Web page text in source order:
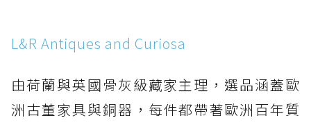
L&R Antiques and Curiosa
由荷蘭與英國骨灰級藏家主理，選品涵蓋歐
洲古董家具與銅器，每件都帶著歐洲百年質